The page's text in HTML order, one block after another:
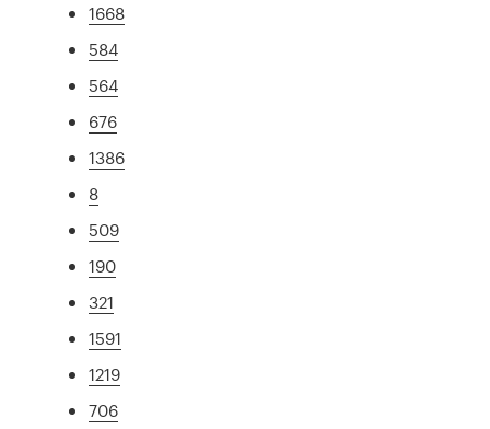
1668
584
564
676
1386
8
509
190
321
1591
1219
706